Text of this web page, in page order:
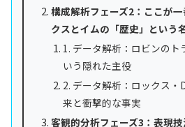
構成解析フェーズ2：ここが
クスとイムの「歴史」という
1. データ解析：ロビンのト
いう隠れた主役
2. データ解析：ロックス・
来と衝撃的な事実
客観的分析フェーズ3：表現